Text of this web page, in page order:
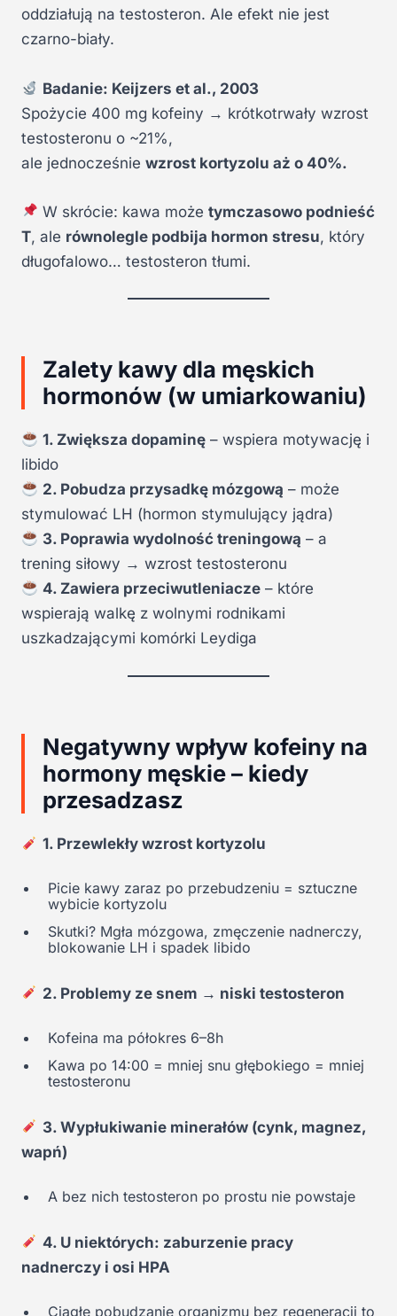
oddziałują na testosteron. Ale efekt nie jest
czarno-biały.
Badanie: Keijzers et al., 2003
Spożycie 400 mg kofeiny → krótkotrwały wzrost
testosteronu o ~21%,
ale jednocześnie wzrost kortyzolu aż o 40%.
W skrócie: kawa możetymczasowo podnieść
T, ale równolegle podbija hormon stresu, który
długofalowo… testosteron tłumi.
Zalety kawy dla męskich
hormonów (w umiarkowaniu)
1. Zwiększa dopaminę – wspiera motywację i
libido
2. Pobudza przysadkę mózgową – może
stymulować LH (hormon stymulujący jądra)
3. Poprawia wydolność treningową – a
trening siłowy → wzrost testosteronu
4. Zawiera przeciwutleniacze – które
wspierają walkę z wolnymi rodnikami
uszkadzającymi komórki Leydiga
Negatywny wpływ kofeiny na
hormony męskie – kiedy
przesadzasz
1. Przewlekły wzrost kortyzolu
Picie kawy zaraz po przebudzeniu = sztuczne
wybicie kortyzolu
Skutki? Mgła mózgowa, zmęczenie nadnerczy,
blokowanie LH i spadek libido
2. Problemy ze snem → niski testosteron
Kofeina ma półokres 6–8h
Kawa po 14:00 = mniej snu głębokiego = mniej
testosteronu
3. Wypłukiwanie minerałów (cynk, magnez,
wapń)
A bez nich testosteron po prostu nie powstaje
4. U niektórych: zaburzenie pracy
nadnerczy i osi HPA
Ciągłe pobudzanie organizmu bez regeneracji to